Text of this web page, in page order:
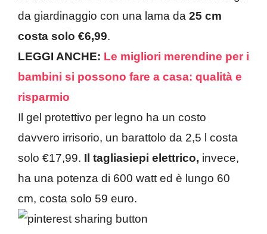
da giardinaggio con una lama da 25 cm
costa solo €6,99.
LEGGI ANCHE: Le migliori merendine per i
bambini si possono fare a casa: qualità e
risparmio
Il gel protettivo per legno ha un costo
davvero irrisorio, un barattolo da 2,5 l costa
solo €17,99. Il tagliasiepi elettrico, invece,
ha una potenza di 600 watt ed è lungo 60
cm, costa solo 59 euro.